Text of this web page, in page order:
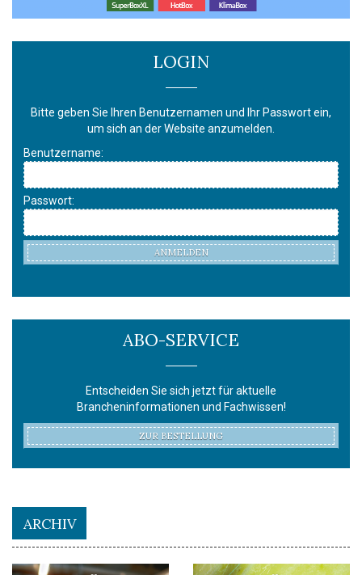
LOGIN
Bitte geben Sie Ihren Benutzernamen und Ihr Passwort ein,
um sich an der Website anzumelden.
Benutzername:
Passwort:
ANMELDEN
ABO-SERVICE
Entscheiden Sie sich jetzt für aktuelle
Brancheninformationen und Fachwissen!
ZUR BESTELLUNG
ARCHIV